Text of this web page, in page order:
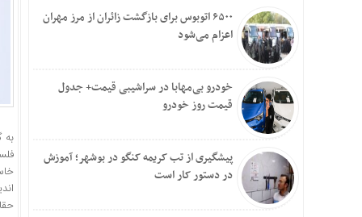
۶۵۰۰ اتوبوس برای بازگشت زائران از مرز مهران
اعزام می‌شود
خودرو بی‌مهابا در سراشیبی قیمت+ جدول
قیمت روز خودرو
پیشگیری از تب کریمه کنگو در بوشهر؛ آموزش
در دستور کار است
به